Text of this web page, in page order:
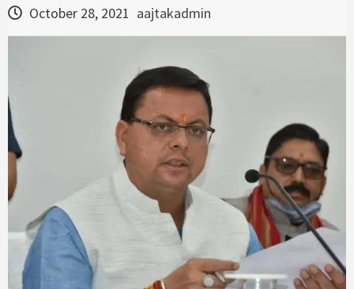
October 28, 2021 aajtakadmin